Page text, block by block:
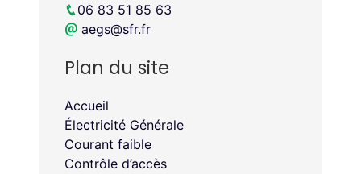
06 83 51 85 63
aegs@sfr.fr
Plan du site
Accueil
Électricité Générale
Courant faible
Contrôle d’accès